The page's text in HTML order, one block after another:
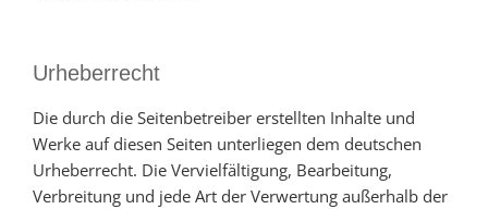
Urheberrecht
Die durch die Seitenbetreiber erstellten Inhalte und
Werke auf diesen Seiten unterliegen dem deutschen
Urheberrecht. Die Vervielfältigung, Bearbeitung,
Verbreitung und jede Art der Verwertung außerhalb der